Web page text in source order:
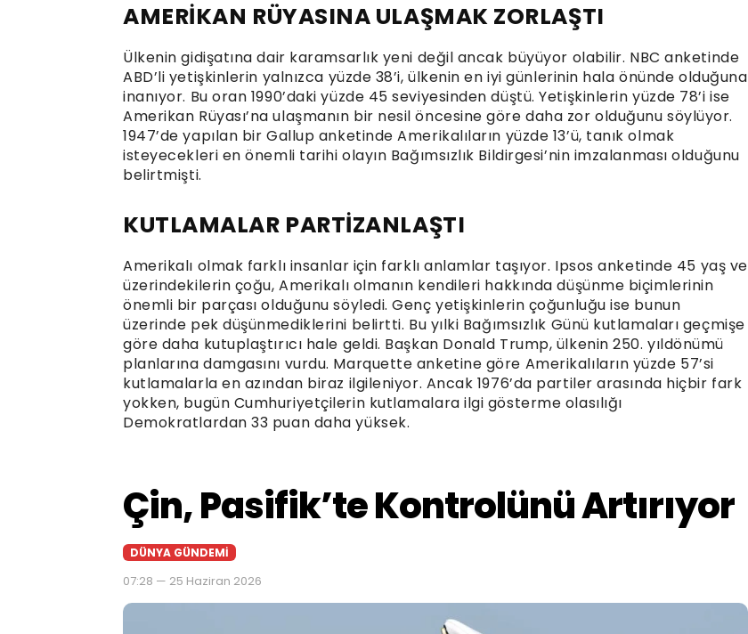
AMERİKAN RÜYASINA ULAŞMAK ZORLAŞTI
Ülkenin gidişatına dair karamsarlık yeni değil ancak büyüyor olabilir. NBC anketinde
ABD’li yetişkinlerin yalnızca yüzde 38’i, ülkenin en iyi günlerinin hala önünde olduğuna
inanıyor. Bu oran 1990’daki yüzde 45 seviyesinden düştü. Yetişkinlerin yüzde 78’i ise
Amerikan Rüyası’na ulaşmanın bir nesil öncesine göre daha zor olduğunu söylüyor.
1947’de yapılan bir Gallup anketinde Amerikalıların yüzde 13’ü, tanık olmak
isteyecekleri en önemli tarihi olayın Bağımsızlık Bildirgesi’nin imzalanması olduğunu
belirtmişti.
KUTLAMALAR PARTİZANLAŞTI
Amerikalı olmak farklı insanlar için farklı anlamlar taşıyor. Ipsos anketinde 45 yaş ve
üzerindekilerin çoğu, Amerikalı olmanın kendileri hakkında düşünme biçimlerinin
önemli bir parçası olduğunu söyledi. Genç yetişkinlerin çoğunluğu ise bunun
üzerinde pek düşünmediklerini belirtti. Bu yılki Bağımsızlık Günü kutlamaları geçmişe
göre daha kutuplaştırıcı hale geldi. Başkan Donald Trump, ülkenin 250. yıldönümü
planlarına damgasını vurdu. Marquette anketine göre Amerikalıların yüzde 57’si
kutlamalarla en azından biraz ilgileniyor. Ancak 1976’da partiler arasında hiçbir fark
yokken, bugün Cumhuriyetçilerin kutlamalara ilgi gösterme olasılığı
Demokratlardan 33 puan daha yüksek.